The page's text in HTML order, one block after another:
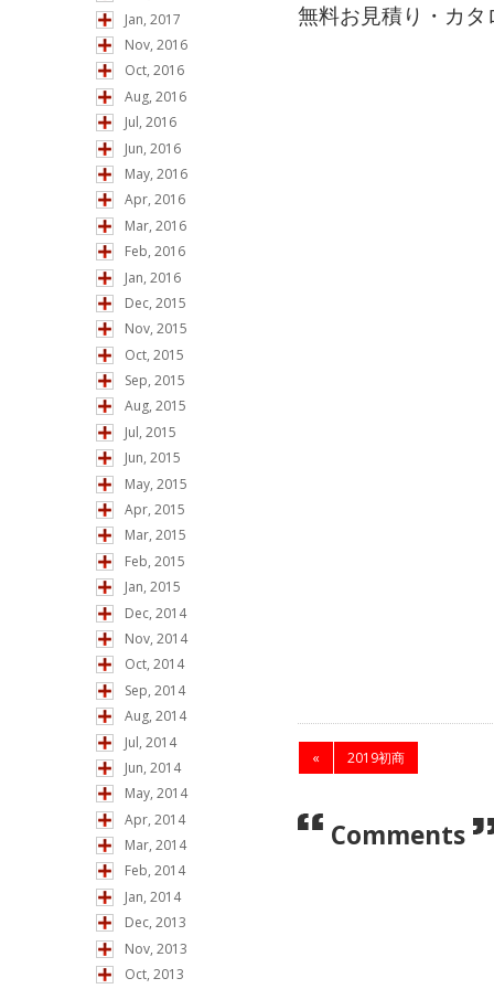
Jan, 2017
Nov, 2016
Oct, 2016
Aug, 2016
Jul, 2016
Jun, 2016
May, 2016
Apr, 2016
Mar, 2016
Feb, 2016
Jan, 2016
Dec, 2015
Nov, 2015
Oct, 2015
Sep, 2015
Aug, 2015
Jul, 2015
Jun, 2015
May, 2015
Apr, 2015
Mar, 2015
Feb, 2015
Jan, 2015
Dec, 2014
Nov, 2014
Oct, 2014
Sep, 2014
Aug, 2014
Jul, 2014
Jun, 2014
May, 2014
Apr, 2014
Mar, 2014
Feb, 2014
Jan, 2014
Dec, 2013
Nov, 2013
Oct, 2013
無料お見積り・カ
« 2019初商
Comments